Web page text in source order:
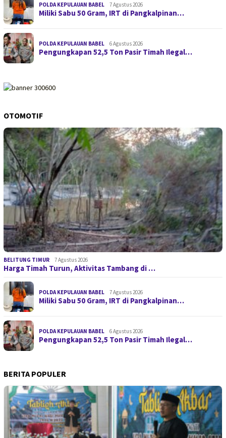
POLDA KEPULAUAN BABEL 7 Agustus 2026
Miliki Sabu 50 Gram, IRT di Pangkalpinan…
POLDA KEPULAUAN BABEL 6 Agustus 2026
Pengungkapan 52,5 Ton Pasir Timah Ilegal…
OTOMOTIF
BELITUNG TIMUR 7 Agustus 2026
Harga Timah Turun, Aktivitas Tambang di …
POLDA KEPULAUAN BABEL 7 Agustus 2026
Miliki Sabu 50 Gram, IRT di Pangkalpinan…
POLDA KEPULAUAN BABEL 6 Agustus 2026
Pengungkapan 52,5 Ton Pasir Timah Ilegal…
BERITA POPULER